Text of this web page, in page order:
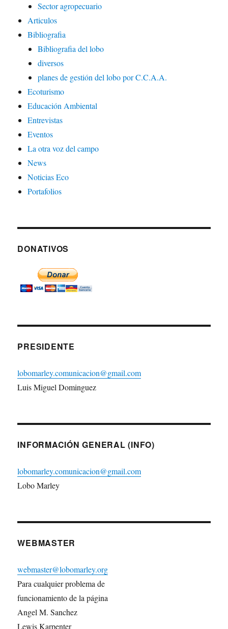
Sector agropecuario
Articulos
Bibliografia
Bibliografia del lobo
diversos
planes de gestión del lobo por C.C.A.A.
Ecoturismo
Educación Ambiental
Entrevistas
Eventos
La otra voz del campo
News
Noticias Eco
Portafolios
DONATIVOS
PRESIDENTE
lobomarley.comunicacion@gmail.com
Luis Miguel Dominguez
INFORMACIÓN GENERAL (INFO)
lobomarley.comunicacion@gmail.com
Lobo Marley
WEBMASTER
webmaster@lobomarley.org
Para cualquier problema de
funcionamiento de la página
Angel M. Sanchez
Lewis Karpenter